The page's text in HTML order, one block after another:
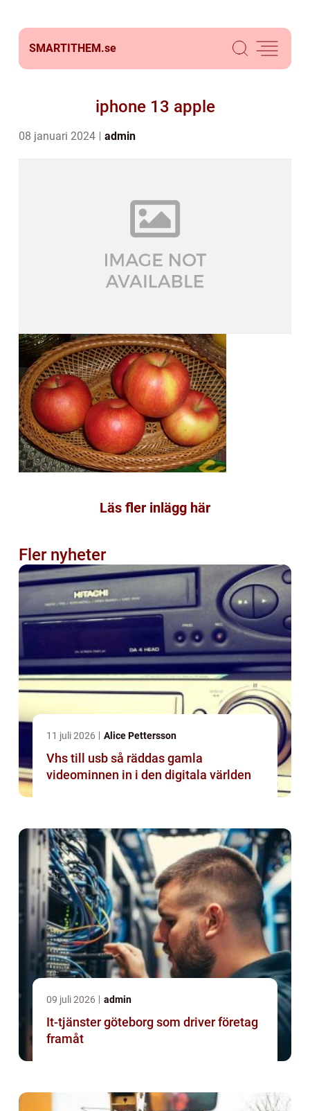
SMARTITHEM.se
iphone 13 apple
08 januari 2024 admin
Läs fler inlägg här
Fler nyheter
11 juli 2026 Alice Pettersson
Vhs till usb så räddas gamla
videominnen in i den digitala världen
09 juli 2026 admin
It-tjänster göteborg som driver företag
framåt